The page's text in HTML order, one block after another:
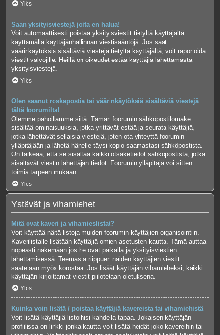
Ylös
Saan yksityisviestejä joita en halua!
Voit automaattisesti poistaa yksityisviestit tietyltä käyttäjältä
käyttämällä käyttäjänhallinnan viestisääntöjä. Jos saat
väärinkäytöksiä sisältäviä viestejä tietyltä käyttäjältä, voit raportoida
viestit valvojille. Heillä on oikeudet estää käyttäjiä lähettämästä
yksityisviestejä.
Ylös
Olen saanut roskapostia tai väärinkäytöksiä sisältäviä viestejä
tältä foorumilta!
Olemme pahoillamme siitä. Tämän foorumin sähköpostilomake
sisältää ominaisuuksia, jotka yrittävät estää ja seurata käyttäjiä,
jotka lähettävät sellaisia viestejä, joten ota yhteyttä foorumin
ylläpitäjään ja lähetä hänelle täysi kopio saamastasi sähköpostista.
On tärkeää, että se sisältää kaikki otsaketiedot sähköpostista, jotka
sisältävät viestin lähettäjän tiedot. Foorumin ylläpitäjä voi sitten
toimia tarpeen mukaan.
Ylös
Ystävät ja vihamiehet
Mitä ovat kaveri ja vihamieslistat?
Voit käyttää näitä listoja muiden foorumin käyttäjien organisointiin.
Kaverilistalle lisätään käyttäjiä omien asetusten kautta. Tämä auttaa
nopeasti näkemään jos he ovat paikalla ja yksityisviestien
lähettämisessä. Teemasta riippuen näiden käyttäjien viestit
saatetaan myös korostaa. Jos lisäät käyttäjän vihamieheksi, kaikki
käyttäjän kirjoittamat viestit piilotetaan oletuksena.
Ylös
Kuinka voin lisätä / poistaa käyttäjiä kavereista tai vihamiehistä
Voit lisätä käyttäjiä listoihisi kahdella tapaa. Jokaisen käyttäjän
profiilissa on linkki jonka kautta voit lisätä heidät joko kavereihin tai